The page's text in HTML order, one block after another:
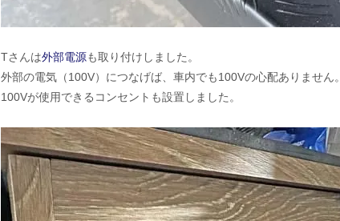
Tさんは外部電源も取り付けしました。
外部の電気（100V）につなげば、車内でも100Vの心配ありません。
100Vが使用できるコンセントも設置しました。